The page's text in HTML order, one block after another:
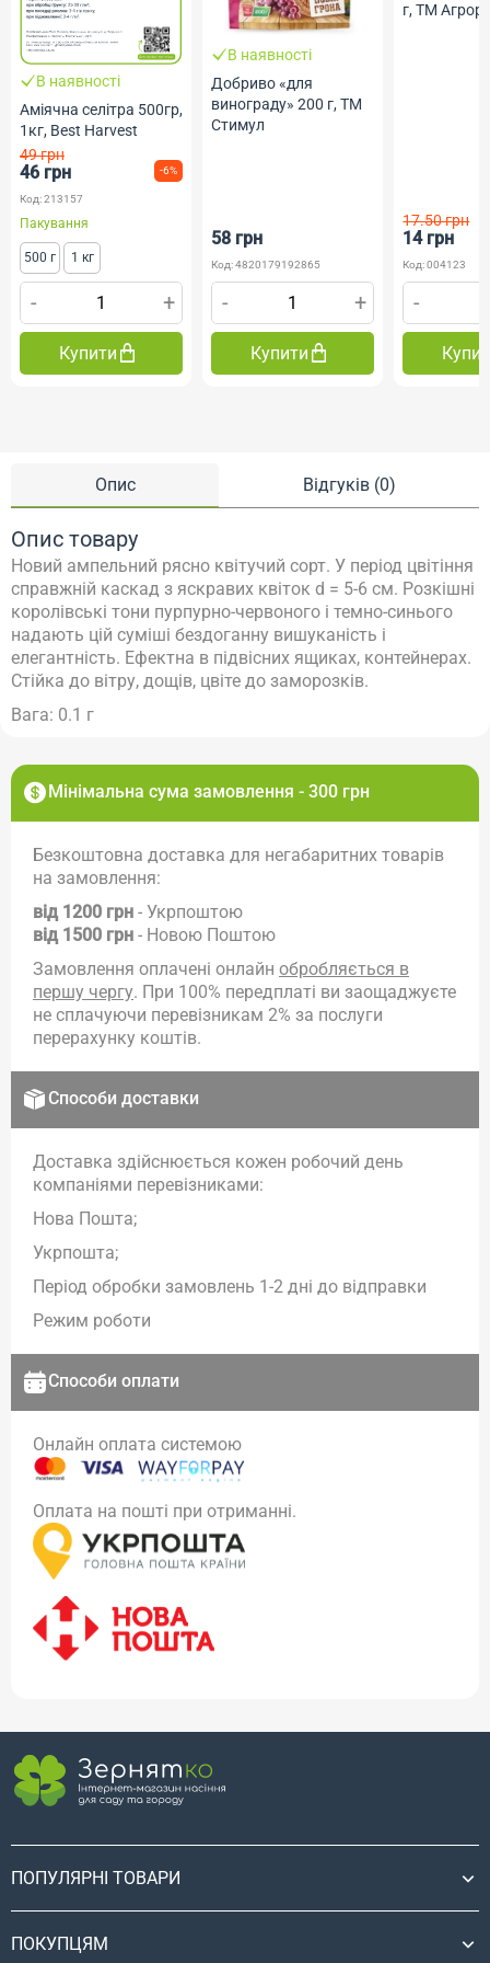
Мінімальна сума замовлення - 300 грн
Безкоштовна доставка для негабаритних товарів
на замовлення:
від 1200 грн - Укрпоштою
від 1500 грн - Новою Поштою
Замовлення оплачені онлайн обробляється в
першу чергу. При 100% передплаті ви заощаджуєте
не сплачуючи перевізникам 2% за послуги
перерахунку коштів.
Способи доставки
Доставка здійснюється кожен робочий день
компаніями перевізниками:
Нова Пошта;
Укрпошта;
Період обробки замовлень 1-2 дні до відправки
Режим роботи
Способи оплати
Онлайн оплата системою
Оплата на пошті при отриманні.
Опис Відгуків (0)
Опис товару
Новий ампельний рясно квітучий сорт. У період цвітіння
справжній каскад з яскравих квіток d = 5-6 см. Розкішні
королівські тони пурпурно-червоного і темно-синього
надають цій суміші бездоганну вишуканість і
елегантність. Ефектна в підвісних ящиках, контейнерах.
Стійка до вітру, дощів, цвіте до заморозків.
Вага: 0.1 г
В наявності
Аміячна селітра 500гр,
1кг, Best Harvest
49 грн
46 грн -6%
Код: 213157
Пакування
500 г 1 кг
- +
Купити
В наявності
Добриво «для
винограду» 200 г, ТМ
Стимул
58 грн
Код: 4820179192865
- +
Купити
г, ТМ
17.50 грн
14 грн
Код: 004123
-
ПОПУЛЯРНІ ТОВАРИ
ПОКУПЦЯМ